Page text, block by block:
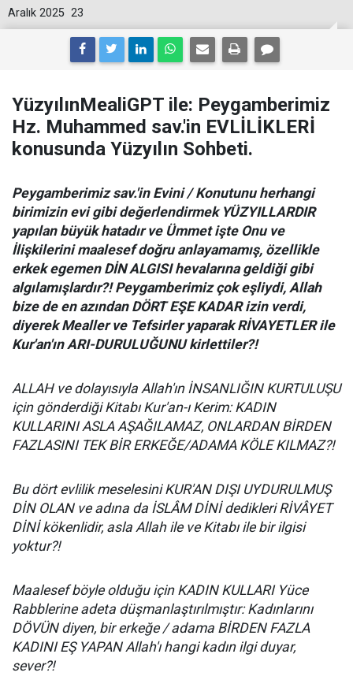
23
Aralık 2025
YüzyılınMealiGPT ile: Peygamberimiz
Hz. Muhammed sav.'in EVLİLİKLERİ
konusunda Yüzyılın Sohbeti.
Peygamberimiz sav.'in Evini / Konutunu herhangi
birimizin evi gibi değerlendirmek YÜZYILLARDIR
yapılan büyük hatadır ve Ümmet işte Onu ve
İlişkilerini maalesef doğru anlayamamış, özellikle
erkek egemen DİN ALGISI hevalarına geldiği gibi
algılamışlardır?! Peygamberimiz çok eşliydi, Allah
bize de en azından DÖRT EŞE KADAR izin verdi,
diyerek Mealler ve Tefsirler yaparak RİVAYETLER ile
Kur'an'ın ARI-DURULUĞUNU kirlettiler?!
ALLAH ve dolayısıyla Allah'ın İNSANLIĞIN KURTULUŞU
için gönderdiği Kitabı Kur'an-ı Kerim: KADIN
KULLARINI ASLA AŞAĞILAMAZ, ONLARDAN BİRDEN
FAZLASINI TEK BİR ERKEĞE/ADAMA KÖLE KILMAZ?!
Bu dört evlilik meselesini KUR'AN DIŞI UYDURULMUŞ
DİN OLAN ve adına da İSLÂM DİNİ dedikleri RİVÂYET
DİNİ kökenlidir, asla Allah ile ve Kitabı ile bir ilgisi
yoktur?!
Maalesef böyle olduğu için KADIN KULLARI Yüce
Rabblerine adeta düşmanlaştırılmıştır: Kadınlarını
DÖVÜN diyen, bir erkeğe / adama BİRDEN FAZLA
KADINI EŞ YAPAN Allah'ı hangi kadın ilgi duyar,
sever?!